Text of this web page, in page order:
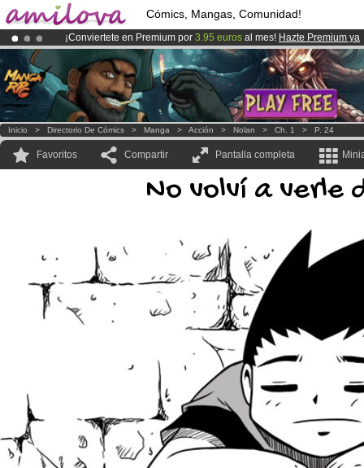
Cómics, Mangas, Comunidad!
¡Conviertete en Premium por 3.95 euros al mes! Hazte Premium ya
¡El Kickstarter Amilova está desormado lanzado!.
¡Ya tenemos 134393miembrosy 1208 Cómics y Mangas!.
Inicio > Directorio De Cómics > Manga > Acción > Nolan > Ch. 1 > P. 24
Favoritos Compartir Pantalla completa
No volví a verle